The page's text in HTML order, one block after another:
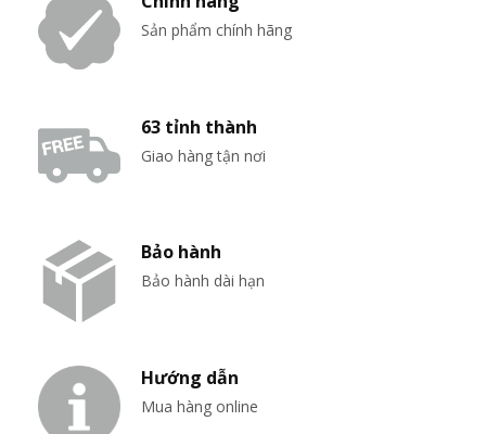
Sản phẩm chính hãng
63 tỉnh thành
Giao hàng tận nơi
Bảo hành
Bảo hành dài hạn
Hướng dẫn
Mua hàng online